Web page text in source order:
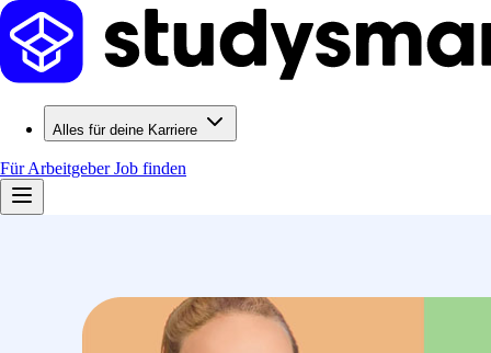
Alles für deine Karriere
Für ArbeitgeberJob finden